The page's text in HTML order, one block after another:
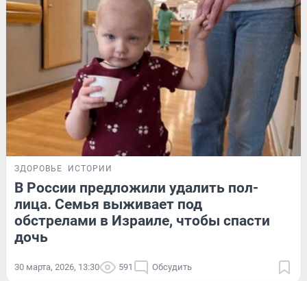
ЗДОРОВЬЕ ИСТОРИИ
В России предложили удалить пол-
лица. Семья выживает под
обстрелами в Израиле, чтобы спасти
дочь
30 марта, 2026, 13:30 591 Обсудить